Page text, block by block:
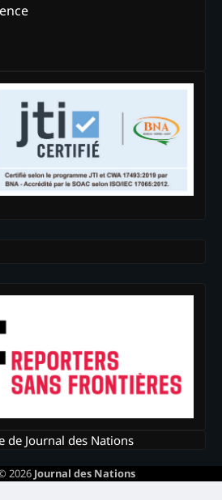
de Journal des Nations
2026 Journal des Nations